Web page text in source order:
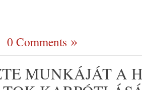
0 Comments
MUNKÁJÁT A